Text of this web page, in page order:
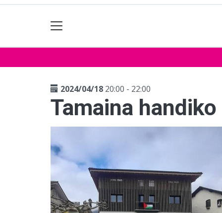
2024/04/18 20:00 - 22:00
Tamaina